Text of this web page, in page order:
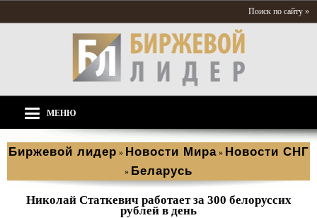
Поиск по сайту »
МЕНЮ
Биржевой лидер » Новости Мира » Новости СНГ
» Беларусь
Николай Статкевич работает за 300 белоруссих
рублей в день